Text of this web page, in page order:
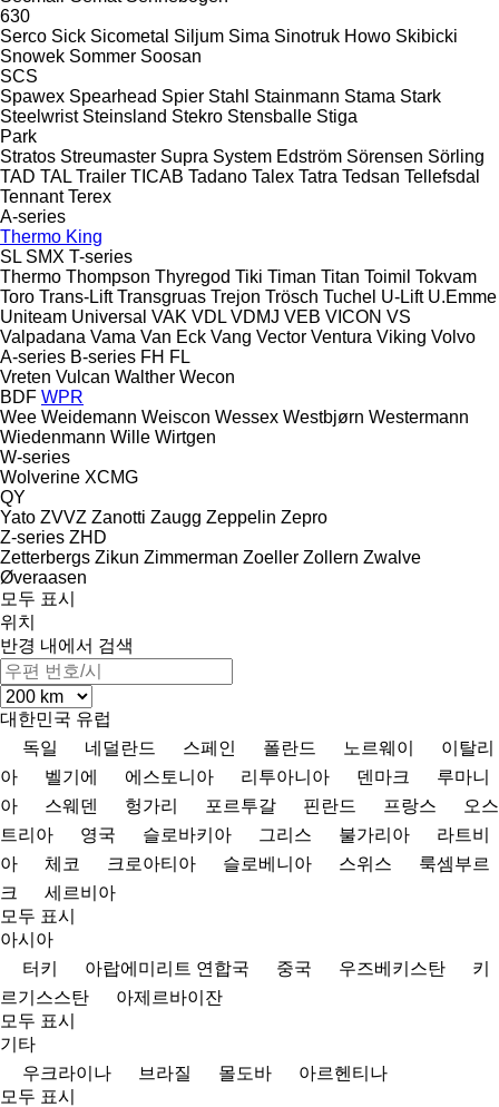
630
Serco Sick Sicometal Siljum Sima Sinotruk Howo Skibicki
Snowek Sommer Soosan
SCS
Spawex Spearhead Spier Stahl Stainmann Stama Stark
Steelwrist Steinsland Stekro Stensballe Stiga
Park
Stratos Streumaster Supra System Edström Sörensen Sörling
TAD TAL Trailer TICAB Tadano Talex Tatra Tedsan Tellefsdal
Tennant Terex
A-series
Thermo King
SL SMX T-series
Thermo Thompson Thyregod Tiki Timan Titan Toimil Tokvam
Toro Trans-Lift Transgruas Trejon Trösch Tuchel U-Lift U.Emme
Uniteam Universal VAK VDL VDMJ VEB VICON VS
Valpadana Vama Van Eck Vang Vector Ventura Viking Volvo
A-series B-series FH FL
Vreten Vulcan Walther Wecon
BDF WPR
Wee Weidemann Weiscon Wessex Westbjørn Westermann
Wiedenmann Wille Wirtgen
W-series
Wolverine XCMG
QY
Yato ZVVZ Zanotti Zaugg Zeppelin Zepro
Z-series ZHD
Zetterbergs Zikun Zimmerman Zoeller Zollern Zwalve
Øveraasen
모두 표시
위치
반경 내에서 검색
대한민국 유럽
독일
네덜란드 스페인 폴란드 노르웨이
이탈리
아
벨기에 에스토니아 리투아니아 덴마크
루마니
아
스웨덴 헝가리 포르투갈 핀란드 프랑스
오스
트리아
영국 슬로바키아 그리스 불가리아
라트비
아
체코 크로아티아 슬로베니아 스위스
룩셈부르
크
세르비아
모두 표시
아시아
터키
아랍에미리트 연합국 중국 우즈베키스탄
키
르기스스탄
아제르바이잔
모두 표시
기타
우크라이나
브라질 몰도바
아르헨티나
모두 표시